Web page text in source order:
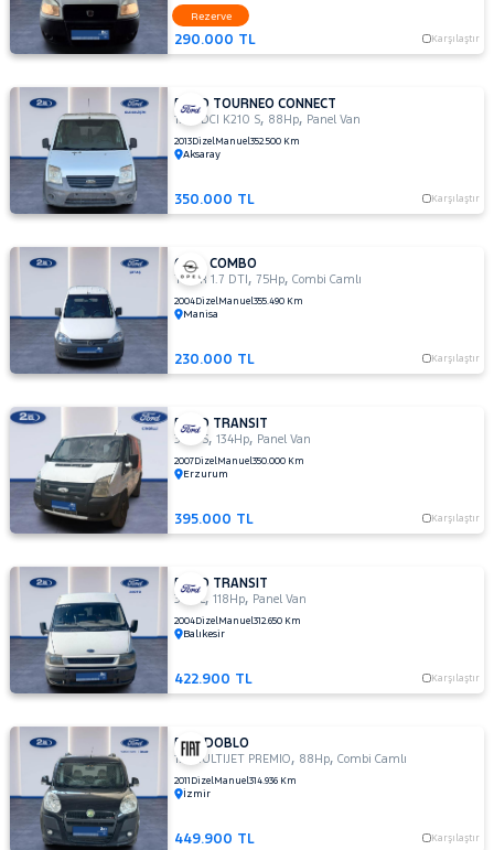
290.000 TL Karşılaştır
Rezerve
FORD TOURNEO CONNECT
1.8 TDCI K210 S, 88Hp, Panel Van
2013DizelManuel352.500 Km
Aksaray
350.000 TL Karşılaştır
OPEL COMBO
TOUR 1.7 DTI ,75Hp,Combi Camlı
2004DizelManuel355.490 Km
Manisa
230.000 TL Karşılaştır
FORD TRANSIT
300 S,134Hp, Panel Van
2007DizelManuel350.000 Km
Erzurum
395.000 TL Karşılaştır
FORD TRANSIT
350 L,118Hp, Panel Van
2004DizelManuel312.650 Km
Balıkesir
422.900 TL Karşılaştır
FIAT DOBLO
1.3 MULTIJET PREMIO, 88Hp,Combi Camlı
2011 DizelManuel314.936 Km
İzmir
449.900 TL Karşılaştır